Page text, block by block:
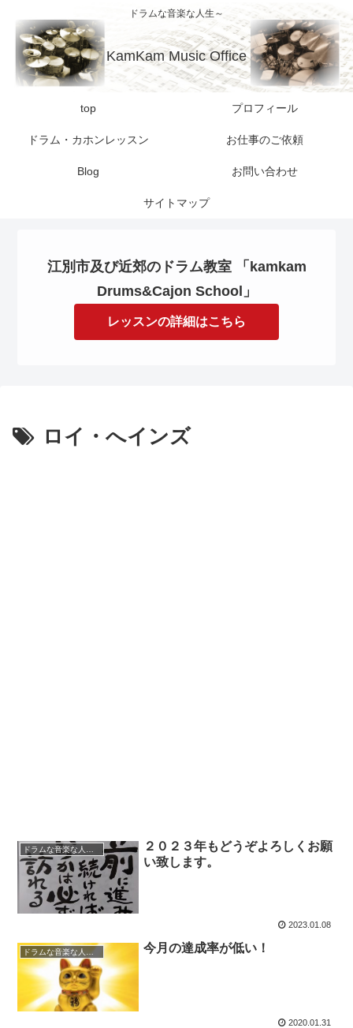
ドラムな音楽な人生～
KamKam Music Office
top プロフィール
ドラム・カホンレッスン お仕事のご依頼
Blog お問い合わせ
サイトマップ
江別市及び近郊のドラム教室 「kamkam
Drums&Cajon School」
レッスンの詳細はこちら
ロイ・へインズ
ドラムな音楽な人生～
２０２３年もどうぞよろしくお願
い致します。
2023.01.08
ドラムな音楽な人生～ 今月の達成率が低い！
2020.01.31